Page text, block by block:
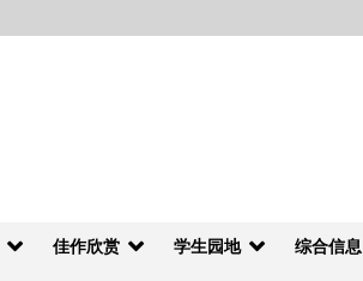
佳作欣赏 学生园地 综合信息